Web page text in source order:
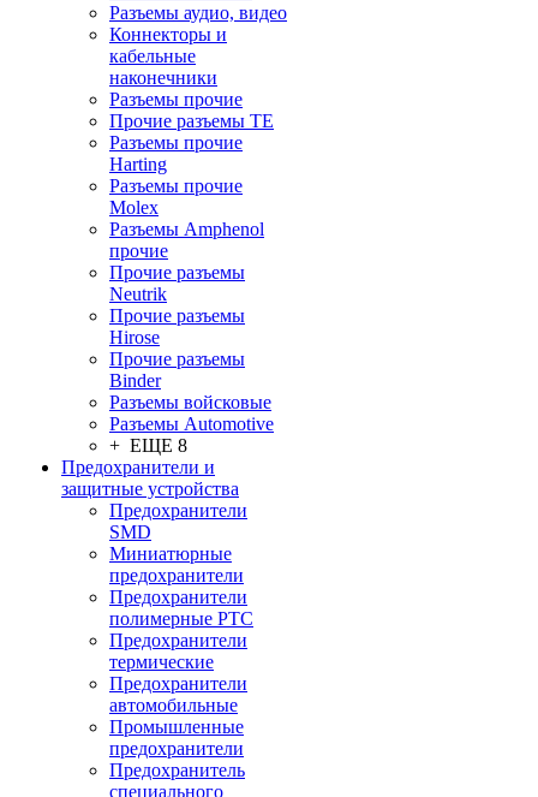
Разъeмы аудио, видео
Коннекторы и
кабельные
наконечники
Разъeмы прочие
Прочие разъемы TE
Разъемы прочие
Harting
Разъемы прочие
Molex
Разъемы Amphenol
прочие
Прочие разъемы
Neutrik
Прочие разъемы
Hirose
Прочие разъемы
Binder
Разъемы войсковые
Разъeмы Automotive
+ ЕЩЕ 8
Предохранители и
защитные устройства
Предохранители
SMD
Миниатюрные
предохранители
Предохранители
полимерные PTC
Предохранители
термические
Предохранители
автомобильные
Промышленные
предохранители
Предохранитель
специального